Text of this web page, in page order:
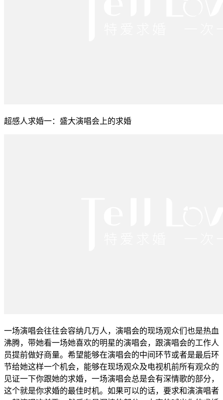
超感人求婚一：盛大演唱会上的求婚
一场演唱会往往会容纳几万人，演唱会的现场观众们也是热血
沸腾，带她看一场她喜欢的明星的演唱会，跟演唱会的工作人
员提前做好商量。希望能够在演唱会的中间环节或者是最后环
节给她这样一个机会，能够在现场观众及电视机前所有观众的
见证一下你跟她的求婚，一场演唱会总是会有深情歌的部分，
这个就是你求婚的最佳时机。如果可以的话，要求和演演唱者